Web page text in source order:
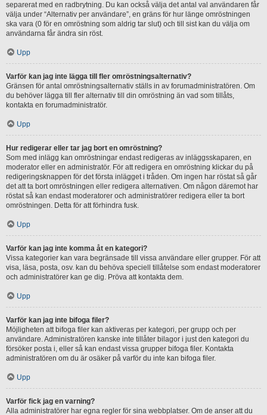
separerat med en radbrytning. Du kan också välja det antal val användaren får
välja under “Alternativ per användare”, en gräns för hur länge omröstningen
ska vara (0 för en omröstning som aldrig tar slut) och till sist kan du välja om
användarna får ändra sin röst.
Upp
Varför kan jag inte lägga till fler omröstningsalternativ?
Gränsen för antal omröstningsalternativ ställs in av forumadministratören. Om
du behöver lägga till fler alternativ till din omröstning än vad som tillåts,
kontakta en forumadministratör.
Upp
Hur redigerar eller tar jag bort en omröstning?
Som med inlägg kan omröstningar endast redigeras av inläggsskaparen, en
moderator eller en administratör. För att redigera en omröstning klickar du på
redigeringsknappen för det första inlägget i tråden. Om ingen har röstat så går
det att ta bort omröstningen eller redigera alternativen. Om någon däremot har
röstat så kan endast moderatorer och administratörer redigera eller ta bort
omröstningen. Detta för att förhindra fusk.
Upp
Varför kan jag inte komma åt en kategori?
Vissa kategorier kan vara begränsade till vissa användare eller grupper. För att
visa, läsa, posta, osv. kan du behöva speciell tillåtelse som endast moderatorer
och administratörer kan ge dig. Pröva att kontakta dem.
Upp
Varför kan jag inte bifoga filer?
Möjligheten att bifoga filer kan aktiveras per kategori, per grupp och per
användare. Administratören kanske inte tillåter bilagor i just den kategori du
försöker posta i, eller så kan endast vissa grupper bifoga filer. Kontakta
administratören om du är osäker på varför du inte kan bifoga filer.
Upp
Varför fick jag en varning?
Alla administratörer har egna regler för sina webbplatser. Om de anser att du